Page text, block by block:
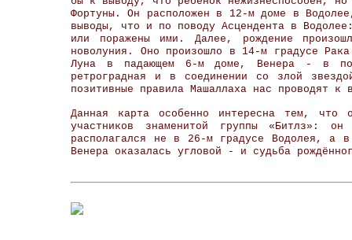
Фортуны. Он расположен в 12-м доме в
выводы, что и по поводу Асцендента в
или поражены ими. Далее, рождение
новолуния. Оно произошло в 14-м градусе
Луна в падающем 6-м доме, Венера - в
ретроградная и в соединении со злой
позитивные правила Машаллаха нас проводят
Данная карта особенно интересна тем,
участников знаменитой группы «Битлз»:
располагался не в 26-м градусе Водолея, а
Венера оказалась угловой - и судьба